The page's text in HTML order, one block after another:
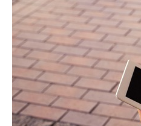
アクセス
施術案内
施術料金
適応症状